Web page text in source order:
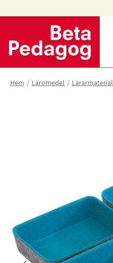
Hem Läromedel Lärarmaterial